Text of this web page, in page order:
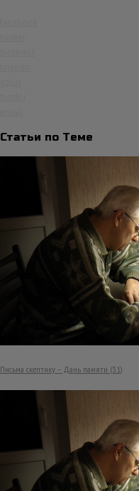
Статьи по Теме
Письма скептику – Дань памяти (31)